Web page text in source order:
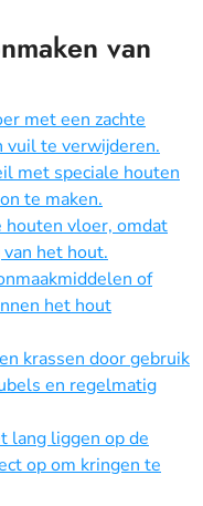
van
met een zachte
vuil te verwijderen.
met speciale houten
te maken.
vloer, omdat
het hout.
of
het hout
krassen door gebruik
en regelmatig
lang liggen op de
op om kringen te